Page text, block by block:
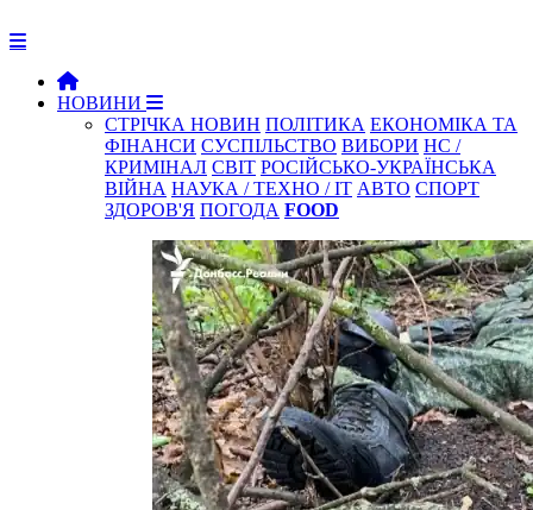
НОВИНИ
СТРІЧКА НОВИН ПОЛІТИКА ЕКОНОМІКА ТА
ФІНАНСИ СУСПІЛЬСТВО ВИБОРИ НС /
КРИМІНАЛ СВІТ РОСІЙСЬКО-УКРАЇНСЬКА
ВІЙНА НАУКА / ТЕХНО / IT АВТО СПОРТ
ЗДОРОВ'Я ПОГОДА FOOD